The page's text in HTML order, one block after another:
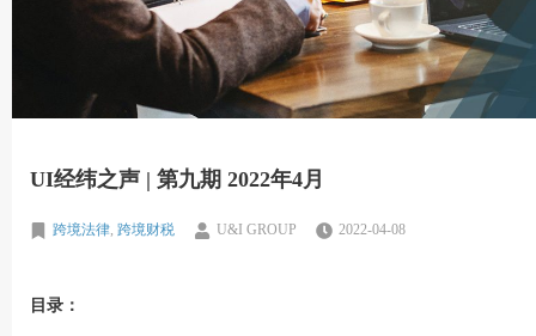
UI经纬之声 | 第九期 2022年4月
跨境法律, 跨境财税 U&I GROUP 2022-04-08
目录：